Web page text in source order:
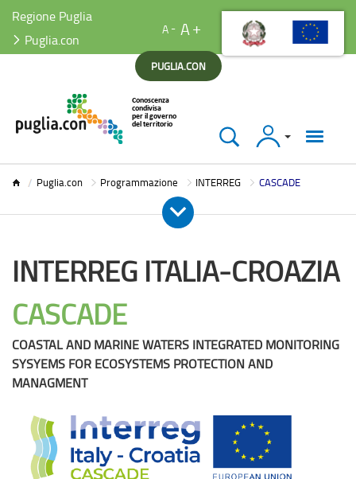
Regione Puglia
Puglia.con
A A
PUGLIA.CON
Accedi
Puglia.con Programmazione INTERREG CASCADE
INTERREG ITALIA-CROAZIA
CASCADE
COASTAL AND MARINE WATERS INTEGRATED MONITORING
SYSYEMS FOR ECOSYSTEMS PROTECTION AND
MANAGMENT